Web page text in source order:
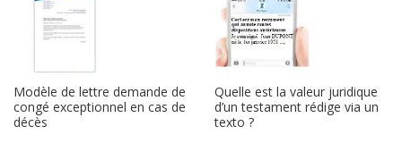
Modèle de lettre demande de
congé exceptionnel en cas de
décès
Quelle est la valeur juridique
d’un testament rédige via un
texto ?